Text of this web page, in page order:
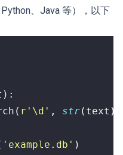
、Java 等），以下
):
( r '\d' , str( text
'example.db' )